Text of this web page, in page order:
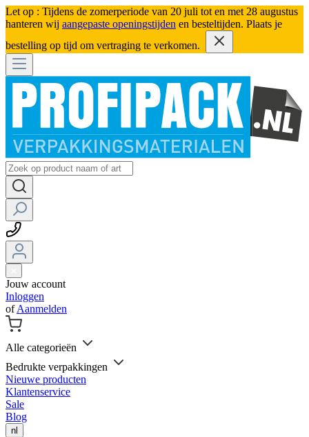
Let op : Tijdens de zomerperiode van 20 juli tot en met 28 augustus
hanteren wij aangepaste openingstijden en besteltijden. Plaats je
bestelling op tijd om vertraging te verkomen.
Jouw account
Inloggen
ofAanmelden
Alle categorieën
Bedrukte verpakkingen
Nieuwe producten
Klantenservice
Sale
Blog
nl